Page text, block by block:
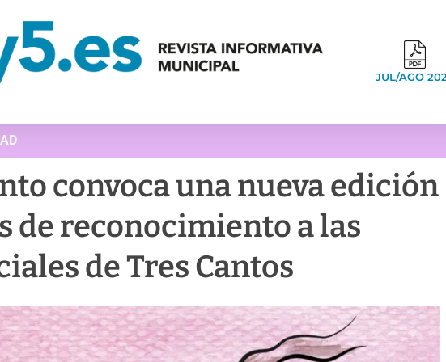
JUL/AGO
convoca una nueva edición
de reconocimiento a las
de Tres Cantos